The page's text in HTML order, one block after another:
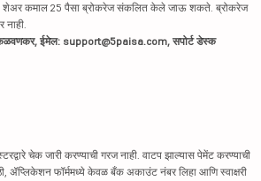
शेअर कमाल 25 पैसा ब्रोकरेज संकलित केले जाऊ शकते. ब्रोकरेज
नाही.
कळवणकर, ईमेल: support@5paisa.com, सपोर्ट डेस्क
चेक जारी करण्याची गरज नाही. वाटप झाल्यास पेमेंट करण्याची
ॲप्लिकेशन फॉर्ममध्ये केवळ बँक अकाउंट नंबर लिहा आणि स्वाक्षरी